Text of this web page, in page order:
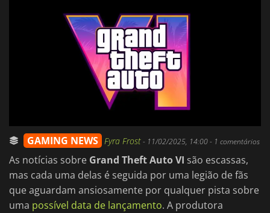
ENTRAR OU REGISTAR
GAMING NEWS Fyra Frost- 11/02/2025, 14:00- 1 comentários
As notícias sobre Grand Theft Auto VI são escassas,
mas cada uma delas é seguida por uma legião de fãs
que aguardam ansiosamente por qualquer pista sobre
uma possível data de lançamento. A produtora